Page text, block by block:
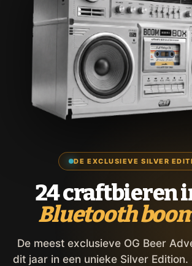
DE EXCLUSIEVE SILVER
24 craftbieren
Bluetooth
De meest exclusieve OG Beer
dit jaar in een unieke Silver